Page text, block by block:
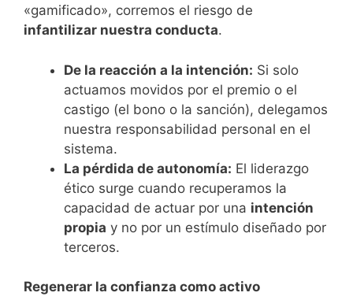
«gamificado», corremos el riesgo de
infantilizar nuestra conducta.
De la reacción a la intención: Si solo
actuamos movidos por el premio o el
castigo (el bono o la sanción), delegamos
nuestra responsabilidad personal en el
sistema.
La pérdida de autonomía: El liderazgo
ético surge cuando recuperamos la
capacidad de actuar por una intención
propia y no por un estímulo diseñado por
terceros.
​Regenerar la confianza como activo